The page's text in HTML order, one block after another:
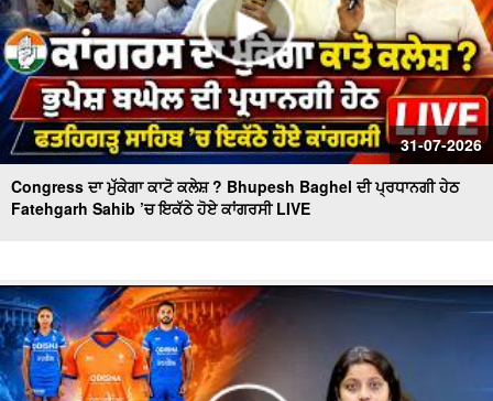
31-07-2026
Congress ਦਾ ਮੁੱਕੇਗਾ ਕਾਟੋ ਕਲੇਸ਼ ? Bhupesh Baghel ਦੀ ਪ੍ਰਧਾਨਗੀ ਹੇਠ
Fatehgarh Sahib ’ਚ ਇਕੱਠੇ ਹੋਏ ਕਾਂਗਰਸੀ LIVE